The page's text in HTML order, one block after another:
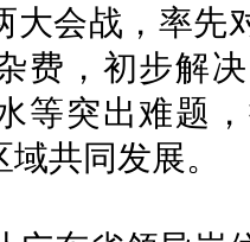
大会战，率先
费，初步解
等突出难题
共同发展。